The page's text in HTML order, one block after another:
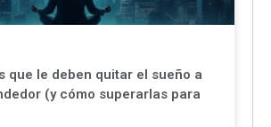
que le deben quitar el sueño a
(y cómo superarlas para